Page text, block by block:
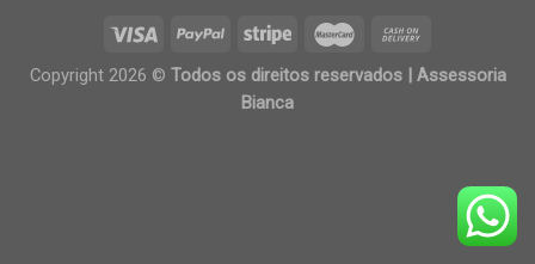
Copyright 2026 © Todos os direitos reservados | Assessoria
Bianca